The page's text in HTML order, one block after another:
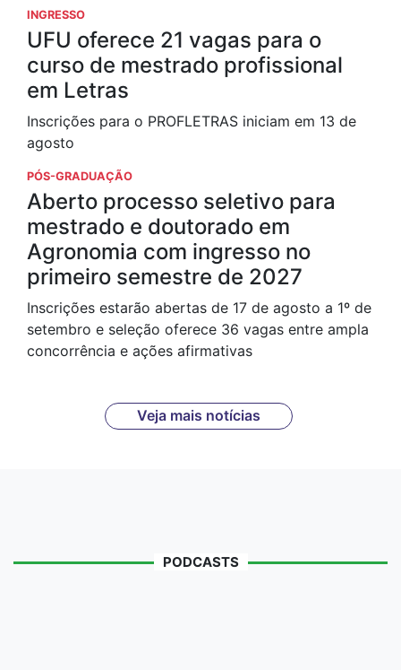
INGRESSO
UFU oferece 21 vagas para o
curso de mestrado profissional
em Letras
Inscrições para o PROFLETRAS iniciam em 13 de
agosto
PÓS-GRADUAÇÃO
Aberto processo seletivo para
mestrado e doutorado em
Agronomia com ingresso no
primeiro semestre de 2027
Inscrições estarão abertas de 17 de agosto a 1º de
setembro e seleção oferece 36 vagas entre ampla
concorrência e ações afirmativas
Veja mais notícias
PODCASTS